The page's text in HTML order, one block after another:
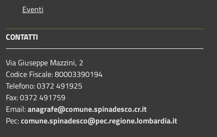
Eventi
CONTATTI
Via Giuseppe Mazzini, 2
Codice Fiscale: 80003390194
Telefono:0372 491925
Fax:0372 491759
Email:anagrafe@comune.spinadesco.cr.it
Pec:comune.spinadesco@pec.regione.lombardia.it